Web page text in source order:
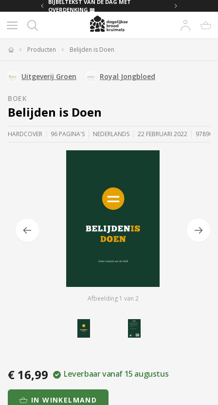
BIJBELTEKST VAN DE DAG MET
OVERDENKING 📖
Producten Belijden is Doen
Uitgeverij Groen Royal Jongbloed
BOEK
Belijden is Doen
HARDCOVER 96 PAGINA'S NEDERLANDS 22 FEBRUARI 2022
Afbeelding 1 van 2
€ 16,99 Leverbaar vanaf 15 augustus
IN WINKELMAND